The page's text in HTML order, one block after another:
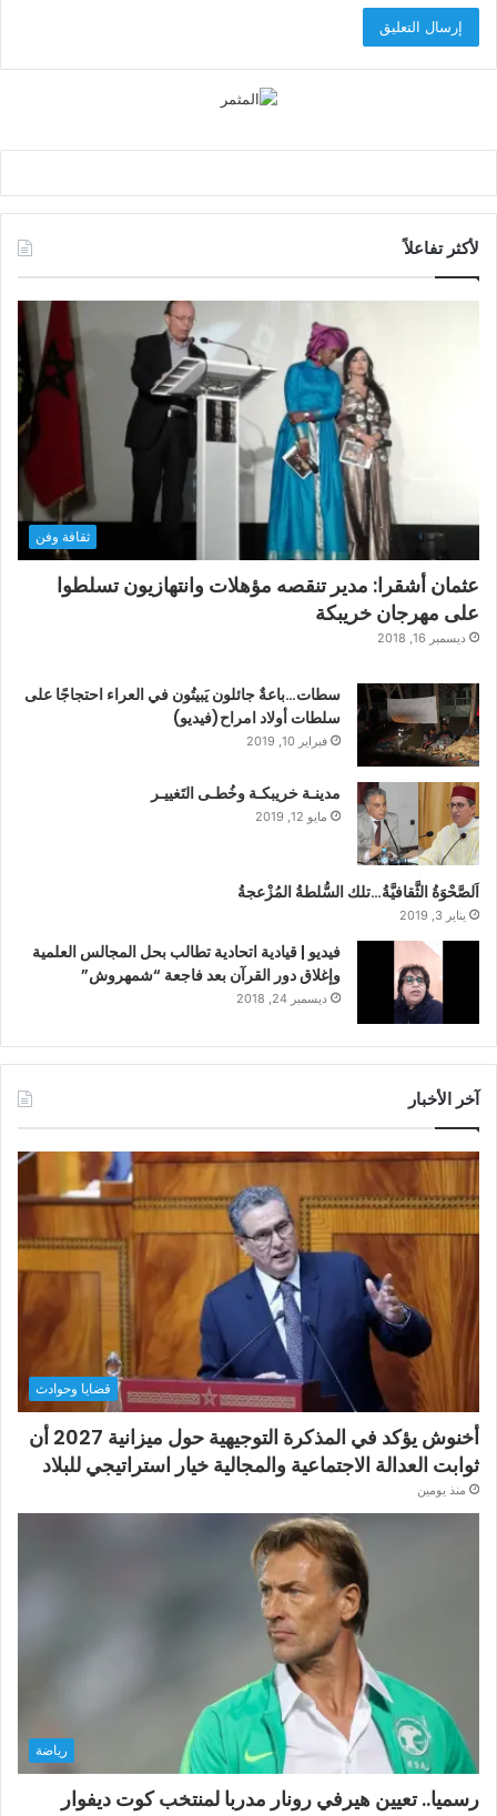
لأكثر تفاعلاً
ثقافة وفن
عثمان أشقرا: مدير تنقصه مؤهلات وانتهازيون تسلطوا
على مهرجان خريبكة
ديسمبر 16, 2018
سطات…باعةٌ جائلون يَبيتُون في العراء احتجاجًا على
سلطات أولاد امراح(فيديو)
فبراير 10, 2019
مدينـة خريبكـة وخُطـى التَغييـر
مايو 12, 2019
اَلصَّحْوَةُ الثَّقافيَّةُ…تلك السُّلطةُ المُزْعجةُ
يناير 3, 2019
فيديو | قيادية اتحادية تطالب بحل المجالس العلمية
وإغلاق دور القرآن بعد فاجعة “شمهروش”
ديسمبر 24, 2018
آخر الأخبار
قضايا وحوادث
أخنوش يؤكد في المذكرة التوجيهية حول ميزانية 2027 أن
ثوابت العدالة الاجتماعية والمجالية خيار استراتيجي للبلاد
منذ يومين
رياضة
رسميا.. تعيين هيرفي رونار مدربا لمنتخب كوت ديفوار